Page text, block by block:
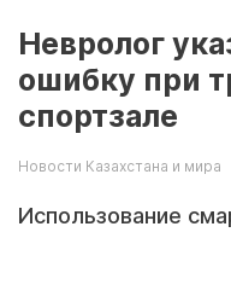
Невролог
ошибку при
спортзале
Новости Казахстана и мира
Использование